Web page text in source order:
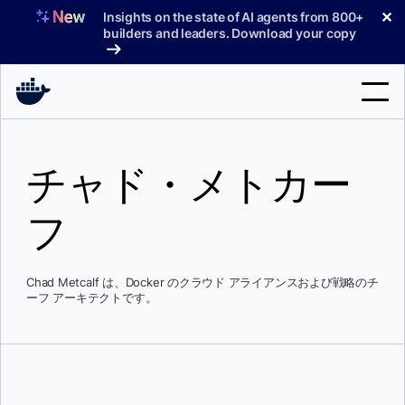
へ
Insights on the state of AI agents from 800+
builders and leaders. Download your copy
✕
製品
サポート
ブログ
チャド・メトカー
フ
Chad Metcalf は、Docker のクラウド アライアンスおよび戦略のチ
ーフ アーキテクトです。